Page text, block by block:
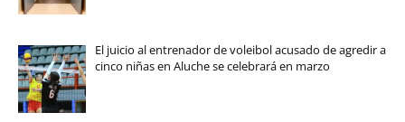
El juicio al entrenador de voleibol acusado de agredir a
cinco niñas en Aluche se celebrará en marzo